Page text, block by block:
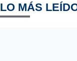
LO MÁS